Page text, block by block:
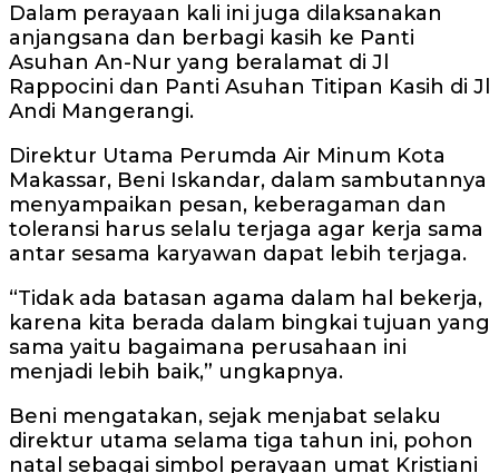
Dalam perayaan kali ini juga dilaksanakan
anjangsana dan berbagi kasih ke Panti
Asuhan An-Nur yang beralamat di Jl
Rappocini dan Panti Asuhan Titipan Kasih di Jl
Andi Mangerangi.
Direktur Utama Perumda Air Minum Kota
Makassar, Beni Iskandar, dalam sambutannya
menyampaikan pesan, keberagaman dan
toleransi harus selalu terjaga agar kerja sama
antar sesama karyawan dapat lebih terjaga.
“Tidak ada batasan agama dalam hal bekerja,
karena kita berada dalam bingkai tujuan yang
sama yaitu bagaimana perusahaan ini
menjadi lebih baik,” ungkapnya.
Beni mengatakan, sejak menjabat selaku
direktur utama selama tiga tahun ini, pohon
natal sebagai simbol perayaan umat Kristiani